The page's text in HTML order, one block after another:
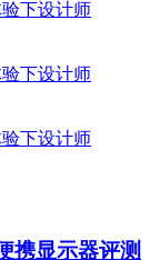
携显示器评测